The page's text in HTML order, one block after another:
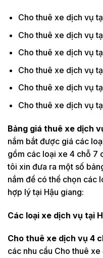
Cho thuê xe dịch vụ
Cho thuê xe dịch vụ
Cho thuê xe dịch vụ
Cho thuê xe dịch vụ
Cho thuê xe dịch vụ
Cho thuê xe dịch vụ
Bảng giá thuê xe dịch
nắm bắt được giá các
gồm các loại xe 4 chỗ 7
tôi xin đưa ra một số
nắm để có thể chọn các
hợp lý tại Hậu giang:
Các loại xe dịch vụ tại
Cho thuê xe dịch vụ 4
các nhu cầu Cho thuê